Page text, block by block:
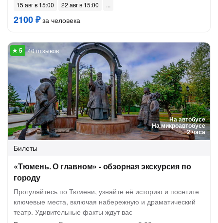
15 авг в 15:00 22 авг в 15:00
2100 ₽за человека
На автобусе
На микроавтобусе
2 часа
40 отзывов
Билеты
«Тюмень. О главном» - обзорная экскурсия по
городу
Прогуляйтесь по Тюмени, узнайте её историю и посетите
ключевые места, включая набережную и драматический
театр. Удивительные факты ждут вас